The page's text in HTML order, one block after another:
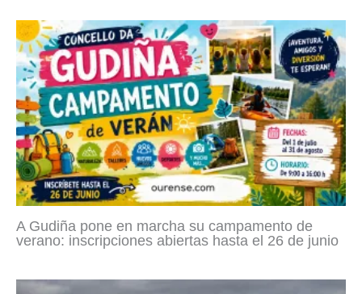
A Gudiña pone en marcha su campamento de
verano: inscripciones abiertas hasta el 26 de junio